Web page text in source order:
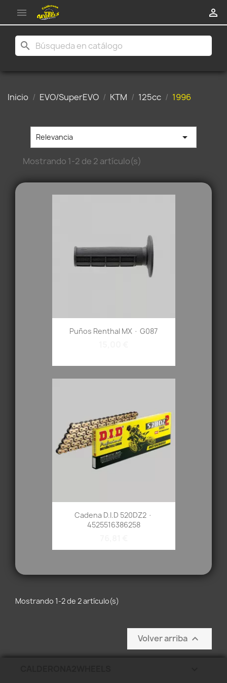
 
search
Inicio EVO/SuperEVO KTM 125cc 1996
Relevancia 
Mostrando 1-2 de 2 artículo(s)
Puños Renthal MX · G087
Cadena D.I.D 520DZ2 ·
4525516386258
Mostrando 1-2 de 2 artículo(s)
Volver arriba 